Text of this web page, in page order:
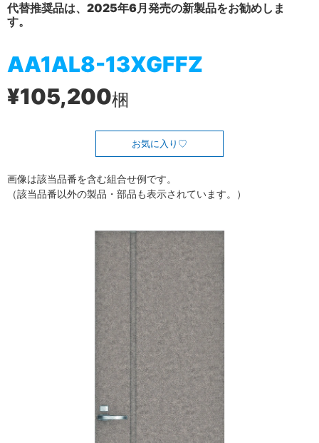
代替推奨品は、2025年6月発売の新製品をお勧めしま
す。
AA1AL8-13XGFFZ
¥105,200梱
お気に入り
画像は該当品番を含む組合せ例です。
（該当品番以外の製品・部品も表示されています。）